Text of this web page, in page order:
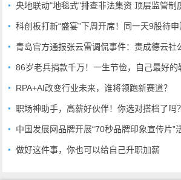
央地联动"地毯式"排查非法集资 顶层监管制
科创板打新“盛宴”下周开席！同一天9股待申
青岛官方通报张云雷调侃事件：责成德云社
86岁老兵捐款千万！一生节俭，自己最好的
RPA+AI改变行业未来，谁将领跑新赛道？
职场神助手，高薪好伙伴！你选对搭档了吗？
中国发展网品牌开展“70秒品牌印象宣传片”
做好这件事，你也可以给自己升职加薪